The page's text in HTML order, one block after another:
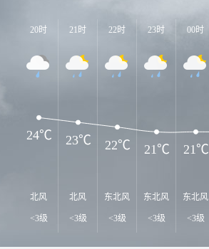
20时
北风
<3级
21时
北风
<3级
22时
东北风
<3级
23时
东北风
<3级
00时
东北风
<3级
24℃ 23℃ 22℃ 21℃ 21℃